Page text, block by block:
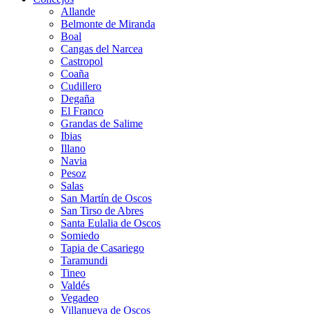
Allande
Belmonte de Miranda
Boal
Cangas del Narcea
Castropol
Coaña
Cudillero
Degaña
El Franco
Grandas de Salime
Ibias
Illano
Navia
Pesoz
Salas
San Martín de Oscos
San Tirso de Abres
Santa Eulalia de Oscos
Somiedo
Tapia de Casariego
Taramundi
Tineo
Valdés
Vegadeo
Villanueva de Oscos